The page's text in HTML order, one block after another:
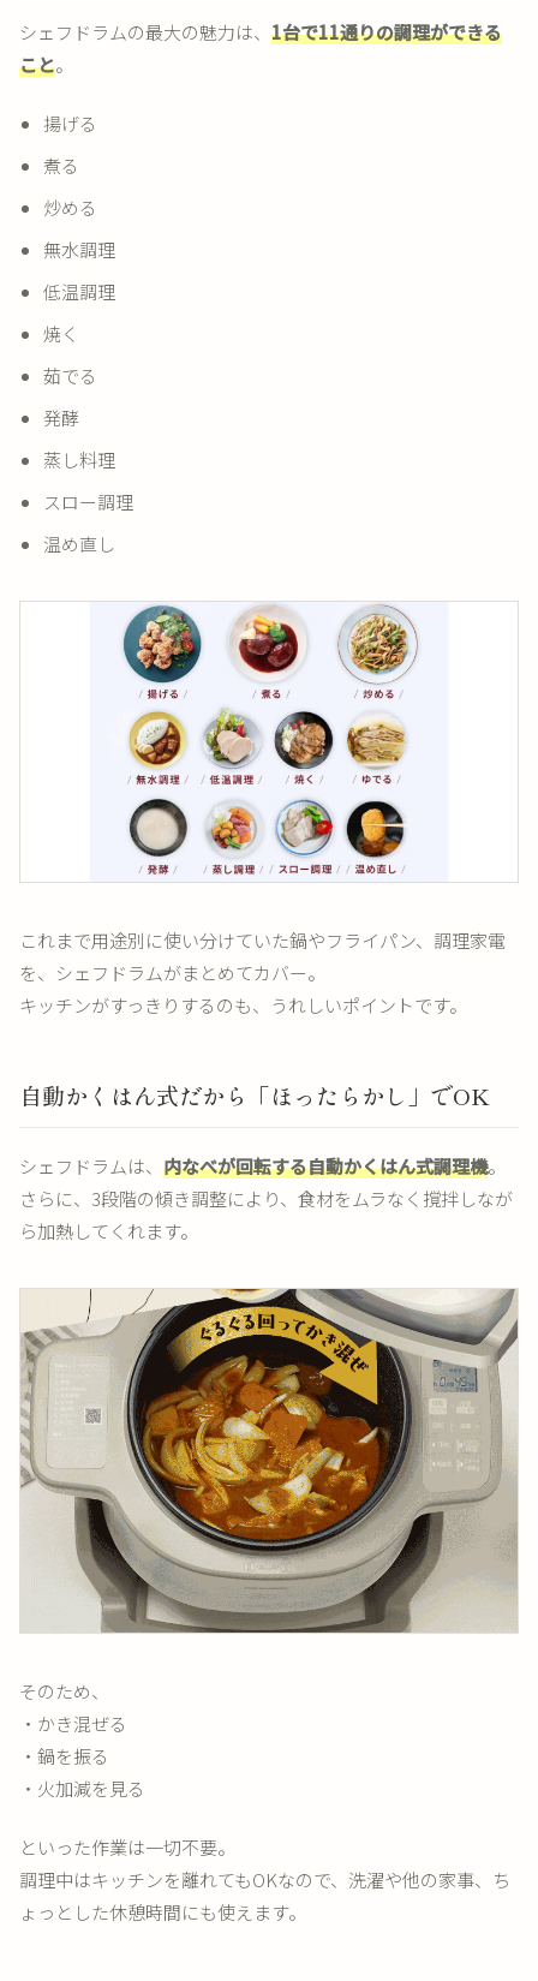
シェフドラムの最大の魅力は、 1台で11通りの調理ができる
こと。
揚げる
煮る
炒める
無水調理
低温調理
焼く
茹でる
発酵
蒸し料理
スロー調理
温め直し
これまで用途別に使い分けていた鍋やフライパン、調理家電
を、シェフドラムがまとめてカバー。
キッチンがすっきりするのも、うれしいポイントです。
自動かくはん式だから「ほったらかし」でOK
シェフドラムは、 内なべが回転する自動かくはん式調理機。
さらに、3段階の傾き調整により、食材をムラなく撹拌しなが
ら加熱してくれます。
そのため、
・かき混ぜる
・鍋を振る
・火加減を見る
といった作業は一切不要。
調理中はキッチンを離れてもOKなので、洗濯や他の家事、ち
ょっとした休憩時間にも使えます。